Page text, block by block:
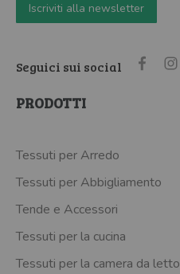
Iscriviti alla newsletter
Seguici sui social
PRODOTTI
Tessuti per Arredo
Tessuti per Abbigliamento
Tende e Accessori
Tessuti per la cucina
Tessuti per la camera da letto